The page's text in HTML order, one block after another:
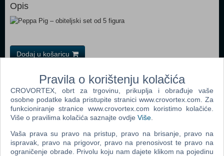
Opis
Dodaj u košaricu
Popularno
Peppa Pig - Ice Cream Van (N)
Peppa Pig - Family House Playset (F2167) (N)
Peppa Pig - Playtime To Bedtime House (F2188) ( N)
Peppa Pig - Family Motorhome (F2182) (N)
Pravila o korištenju kolačića
CROVORTEX, obrt za trgovinu, prikuplja i obrađuje vaše
osobne podatke kada pristupite stranici www.crovortex.com. Za
funkcioniranje stranice www.crovortex.com koristimo kolačiće.
Više o pravilima kolačića saznajte ovdje Više
Vaša prava su pravo na pristup, pravo na brisanje, pravo na
ispravak, pravo na prigovor, pravo na prenosivost te pravo na
ograničenje obrade. Privolu koju nam dajete klikom na pojedinu